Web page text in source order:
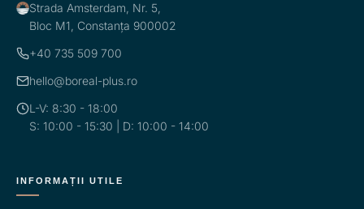
Strada Amsterdam, Nr. 5,
Bloc M1, Constanța 900002
+40 735 509 700
hello@boreal-plus.ro
L-V: 8:30 - 18:00
S: 10:00 - 15:30 | D: 10:00 - 14:00
INFORMAȚII UTILE